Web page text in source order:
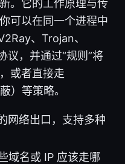
。它的工作原理与传
可以在同一个进程中
、Trojan、
议，并通过“规则”将
或者直接走
）等策略。
网络出口，支持多种
域名或 IP 应该走哪